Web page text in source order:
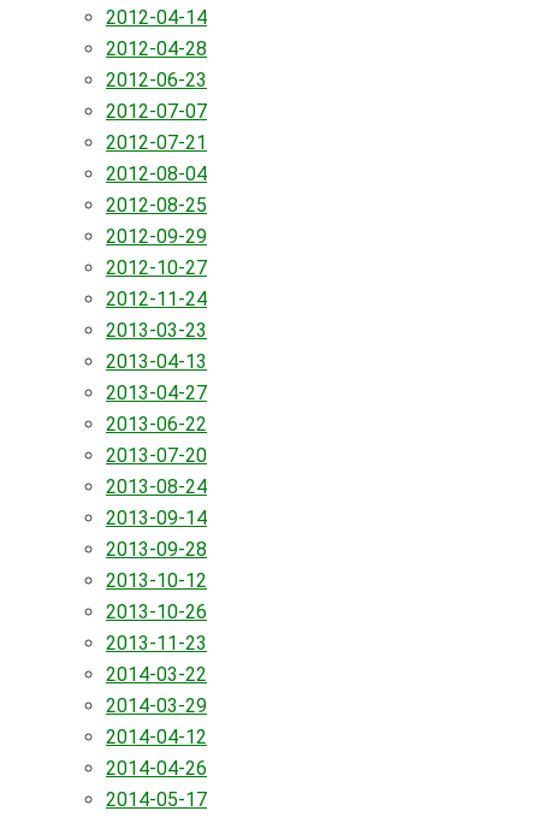
2012-04-14
2012-04-28
2012-06-23
2012-07-07
2012-07-21
2012-08-04
2012-08-25
2012-09-29
2012-10-27
2012-11-24
2013-03-23
2013-04-13
2013-04-27
2013-06-22
2013-07-20
2013-08-24
2013-09-14
2013-09-28
2013-10-12
2013-10-26
2013-11-23
2014-03-22
2014-03-29
2014-04-12
2014-04-26
2014-05-17